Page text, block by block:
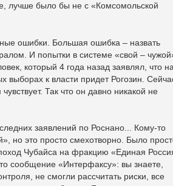
лучше было бы не с «Комсомольской
ошибки. Большая ошибка – назвать
И попытки в системе «свой –
который 4 года назад заявлял, что
к власти придет Рогозин.
Так что он давно никакой не
заявлений по Роснано... Кому-то
но это просто смехотворно. Было
Чубайса на фракцию «Единая
сообщение «Интерфаксу»: вы знаете,
не смогли рассчитать риски, все